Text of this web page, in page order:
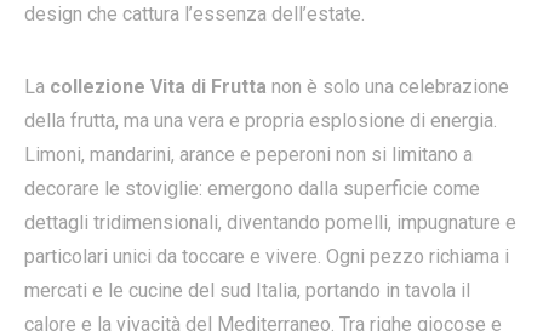
design che cattura l’essenza dell’estate.
La collezione Vita di Frutta non è solo una celebrazione
della frutta, ma una vera e propria esplosione di energia.
Limoni, mandarini, arance e peperoni non si limitano a
decorare le stoviglie: emergono dalla superficie come
dettagli tridimensionali, diventando pomelli, impugnature e
particolari unici da toccare e vivere. Ogni pezzo richiama i
mercati e le cucine del sud Italia, portando in tavola il
calore e la vivacità del Mediterraneo. Tra righe giocose e